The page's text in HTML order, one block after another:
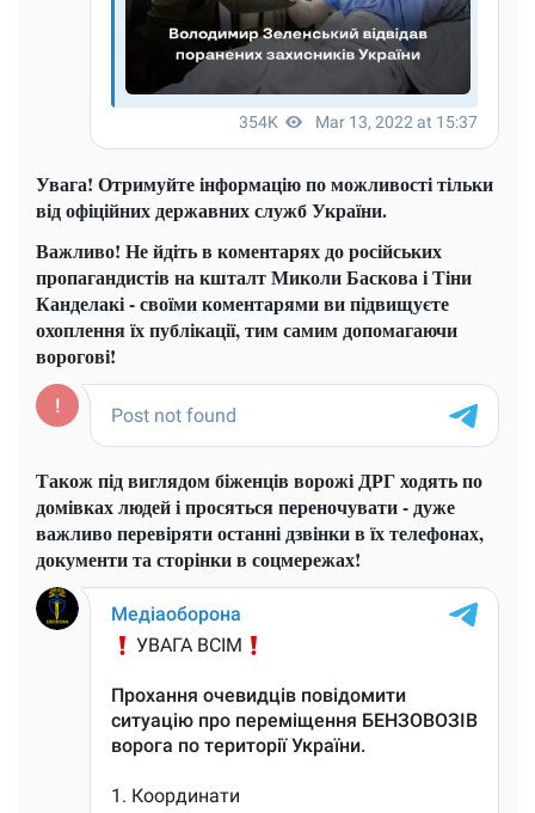
Увага! Отримуйте інформацію по можливості тільки
від офіційних державних служб України.
Важливо! Не йдіть в коментарях до російських
пропагандистів на кшталт Миколи Баскова і Тіни
Канделакі - своїми коментарями ви підвищуєте
охоплення їх публікації, тим самим допомагаючи
ворогові!
Також під виглядом біженців ворожі ДРГ ходять по
домівках людей і просяться переночувати - дуже
важливо перевіряти останні дзвінки в їх телефонах,
документи та сторінки в соцмережах!